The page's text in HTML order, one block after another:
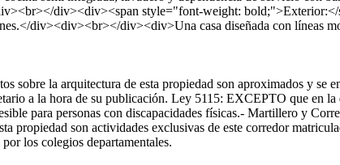
div><div><span style="font-weight:
div><div><br></div><div>Una casa diseñada con líneas
sobre la arquitectura de esta propiedad son aproximados y se
a la hora de su publicación. Ley 5115: EXCEPTO que en
para personas con discapacidades físicas.- Martillero y
propiedad son actividades exclusivas de este corredor
los colegios departamentales.